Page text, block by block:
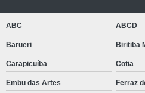
ABC ABCD
Barueri Biritiba
Carapicuíba Cotia
Embu das Artes Ferraz